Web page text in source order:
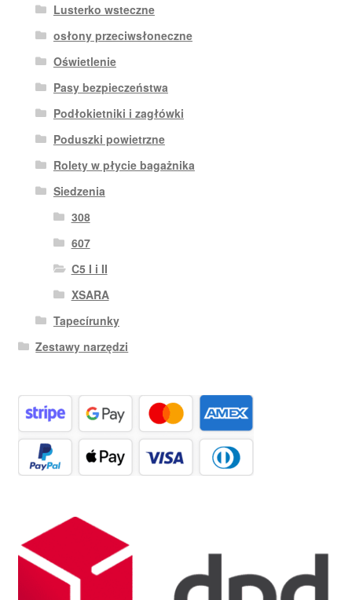
Lusterko wsteczne
osłony przeciwsłoneczne
Oświetlenie
Pasy bezpieczeństwa
Podłokietniki i zagłówki
Poduszki powietrzne
Rolety w płycie bagażnika
Siedzenia
308
607
C5 I i II
XSARA
Tapecírunky
Zestawy narzędzi